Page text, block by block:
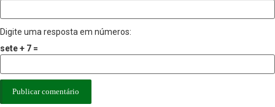
Digite uma resposta em números:
sete + 7 =